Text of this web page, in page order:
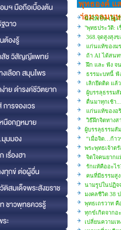
พุทธองค์ แ
ต่อมวลมนุ
นิ่งให้เป็น เย็น
"พุทธประวัติ:
368.จุดสูงสุง
แก่นแท้ของม
ถ้า AI ได้สนท
ฝึก และ ฟัง จ
ธรรมะบทนี้ ฟั
เลิกยึดติด แล้
ผู้บรรลุธรรมสั
ตื่นมาทุกเช้า
แก่นแท้ของอ
วิธีฝึกจิตทางส
ผู้บรรลุธรรมสั
“เมื่อจิต…ก้า
พระพุทธเจ้าต
จิตใจคนยาก
รักแท้คืออะไ
คนที่มีธรรมสู
นามรูปในปฏิจ
มงคลชีวิต 38
พุทธเถรวาท คื
ทุกข์เกิดจากอ
เปลี่ยนความเ